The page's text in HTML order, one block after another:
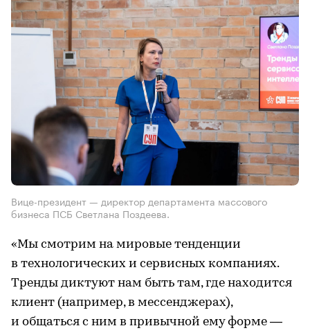
Вице-президент — директор департамента массового
бизнеса ПСБ Светлана Поздеева.
«Мы смотрим на мировые тенденции
в технологических и сервисных компаниях.
Тренды диктуют нам быть там, где находится
клиент (например, в мессенджерах),
и общаться с ним в привычной ему форме —